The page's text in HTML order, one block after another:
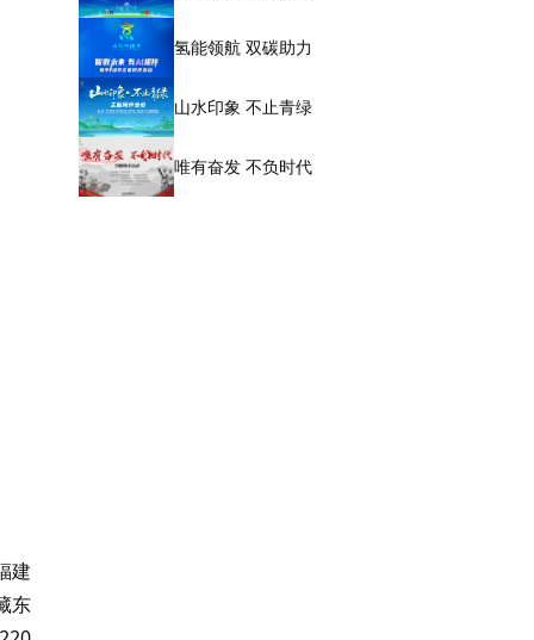
建
东
氢能领航 双碳助力
山水印象 不止青绿
唯有奋发 不负时代